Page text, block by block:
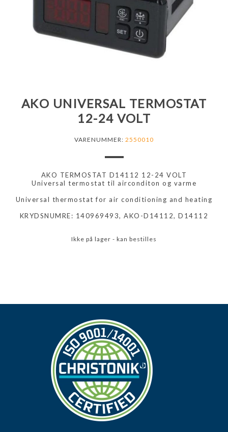
AKO UNIVERSAL TERMOSTAT
12-24 VOLT
VARENUMMER: 2550010
AKO TERMOSTAT D14112 12-24 VOLT
Universal termostat til airconditon og varme
Universal thermostat for air conditioning and heating
KRYDSNUMRE: 140969493, AKO-D14112, D14112
Ikke på lager - kan bestilles